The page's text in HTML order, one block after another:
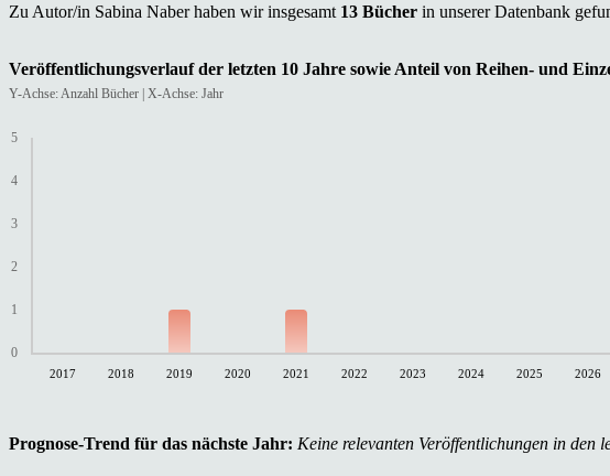
Zu Autor/in Sabina Naber haben wir insgesamt 13 Bücher in unserer Datenbank
Veröffentlichungsverlauf der letzten 10 Jahre sowie Anteil von Reihen- und
Y-Achse: Anzahl Bücher | X-Achse: Jahr
0
1
2
3
4
5
2017 2018 2019 2020 2021 2022 2023 2024 2025 2026
Prognose-Trend für das nächste Jahr: Keine relevanten Veröffentlichungen in den